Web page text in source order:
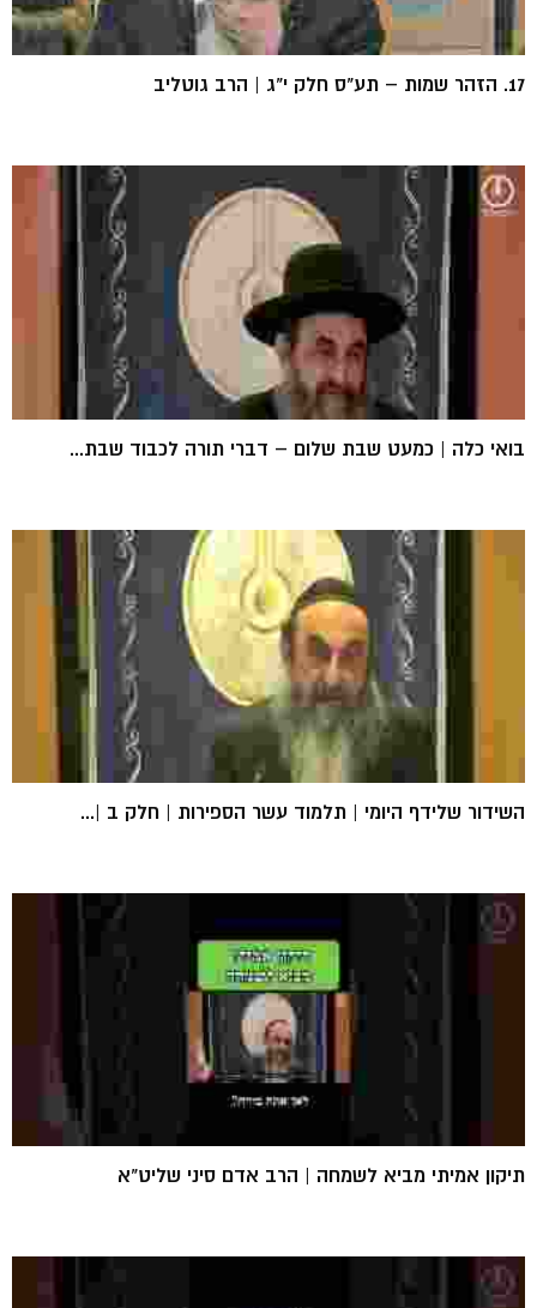
17. הזהר שמות – תע"ס חלק י"ג | הרב גוטליב
בואי כלה | כמעט שבת שלום – דברי תורה לכבוד שבת...
השידור שלידף היומי | תלמוד עשר הספירות | חלק ב |...
תיקון אמיתי מביא לשמחה | הרב אדם סיני שליט"א